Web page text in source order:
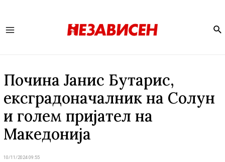
Почина Јанис Бутарис,
ексградоначалник на Солун
и голем пријател на
Македонија
10/11/2024 09:55